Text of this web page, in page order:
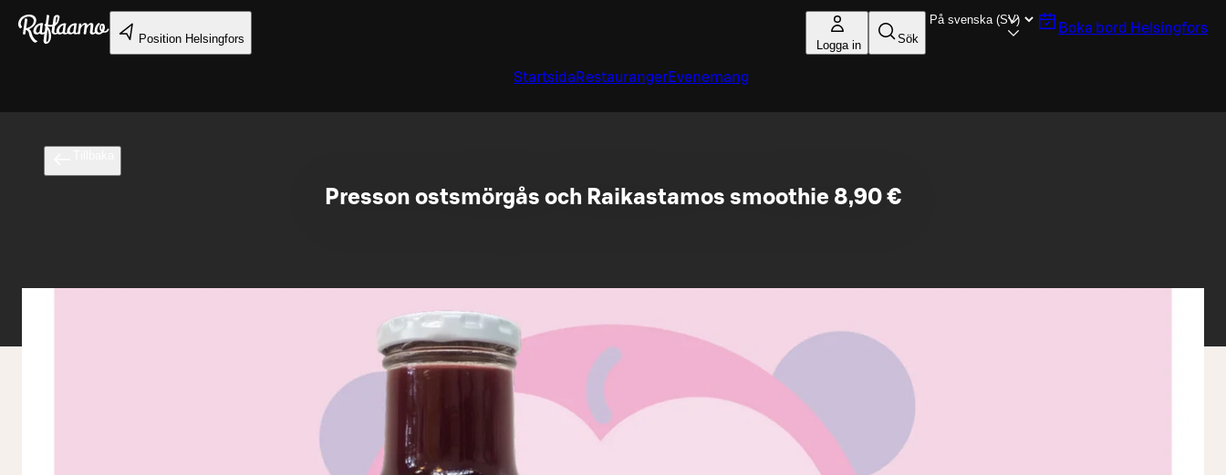
Gå till huvudinnehållet
Position Helsingfors Logga in Sök
Boka bord Helsingfors
Startsida RestaurangerEvenemang
Presson ostsmörgås och Raikastamos smoothie 8,90 €